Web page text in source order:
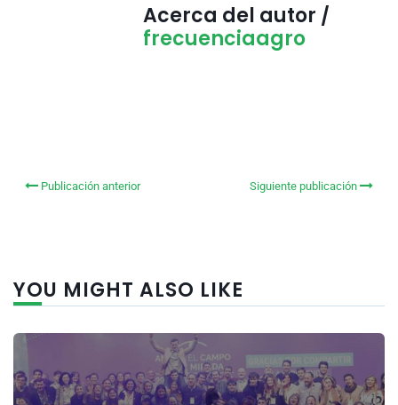
Acerca del autor /
frecuenciaagro
Publicación anterior Siguiente publicación
YOU MIGHT ALSO LIKE